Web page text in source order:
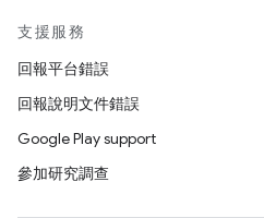
支援服務
回報平台錯誤
回報說明文件錯誤
Google Play support
參加研究調查